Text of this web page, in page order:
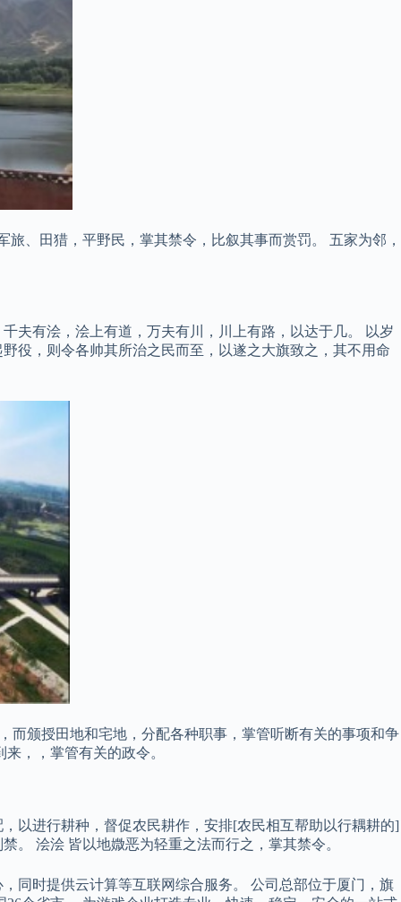
、田猎，平野民，掌其禁令，比叙其事而赏罚。 五家为邻，
夫有浍，浍上有道，万夫有川，川上有路，以达于几。 以岁
役，则令各帅其所治之民而至，以遂之大旗致之，其不用命
而颁授田地和宅地，分配各种职事，掌管听断有关的事项和争
，，掌管有关的政令。
以进行耕种，督促农民耕作，安排[农民相互帮助以行耦耕的]
。 浍浍 皆以地媺恶为轻重之法而行之，掌其禁令。
同时提供云计算等互联网综合服务。 公司总部位于厦门，旗